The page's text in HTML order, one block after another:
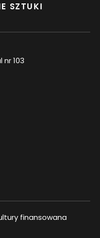
SZTUKI
nr 103
finansowana